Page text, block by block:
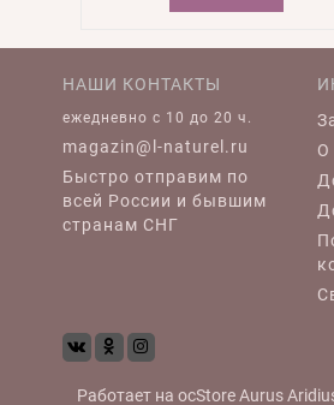
НАШИ КОНТАКТЫ
ежедневно c 10 до 20 ч.
magazin@l-naturel.ru
Быстро отправим по
всей России и бывшим
странам СНГ
О
Работает на ocStoreAurus